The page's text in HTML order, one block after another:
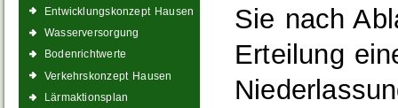
Entwicklungskonzept Hausen
Wasserversorgung
Bodenrichtwerte
Verkehrskonzept Hausen
Lärmaktionsplan
Sie nach
Erteilung